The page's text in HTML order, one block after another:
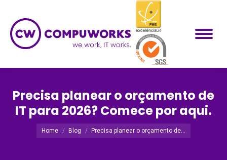
Precisa planear o orçamento de
IT para 2026? Comece por aqui.
Você está aqui:
Home Blog Precisa planear o orçamento de…